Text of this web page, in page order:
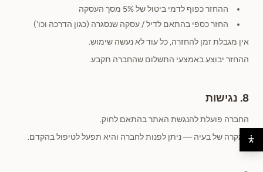
ההחזר כפוף לדמי ביטול של 5% מסך העסקה
החזר כספי בהתאם לדיל / עסקה שנסגרה (כגון הדרכה וכו')
אין מגבלת זמן להחזרה, כל עוד לא נעשה שימוש.
ההחזר יבוצע באמצעי התשלום שהחברה תקבע.
8. נגישות
החברה פועלת להנגשת האתר בהתאם לחוק.
במקרה של בעיה — ניתן לפנות לחברה והיא תפעל לטיפול בהקדם.